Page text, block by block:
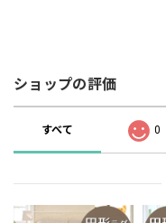
ショップの評価
すべて 0